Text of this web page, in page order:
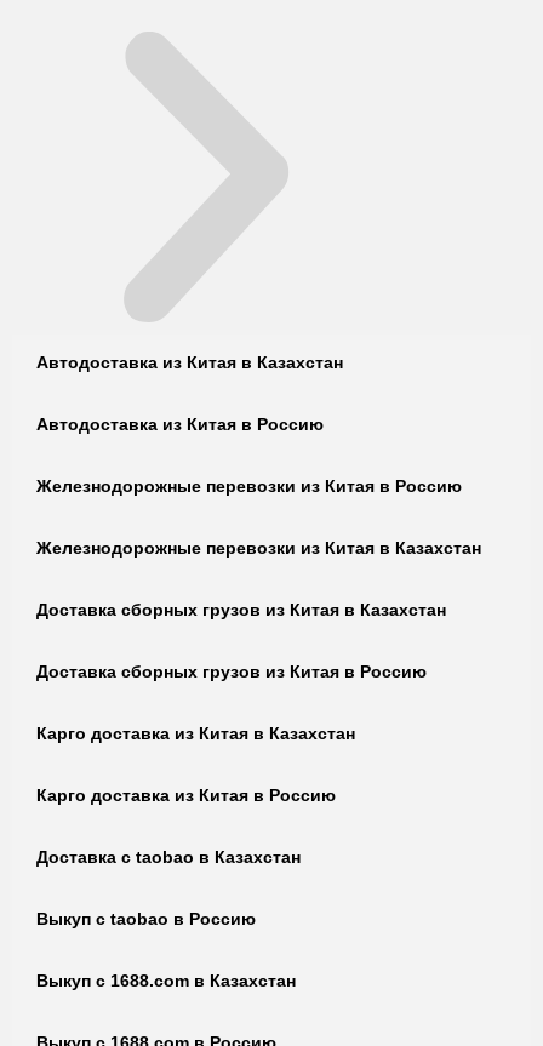
Автодоставка из Китая в Казахстан
Автодоставка из Китая в Россию
Железнодорожные перевозки из Китая в Россию
Железнодорожные перевозки из Китая в Казахстан
Доставка сборных грузов из Китая в Казахстан
Доставка сборных грузов из Китая в Россию
Карго доставка из Китая в Казахстан
Карго доставка из Китая в Россию
Доставка с taobao в Казахстан
Выкуп с taobao в Россию
Выкуп с 1688.com в Казахстан